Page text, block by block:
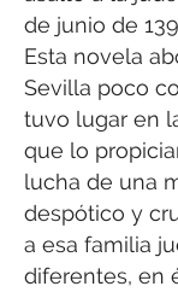
de junio de
Esta novela
Sevilla poco
tuvo lugar en
que lo
lucha de una
despótico y
a esa familia
diferentes, en